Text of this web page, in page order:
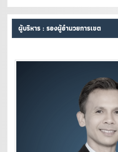
ผู้บริหาร : รองผู้อำนวยการเขต